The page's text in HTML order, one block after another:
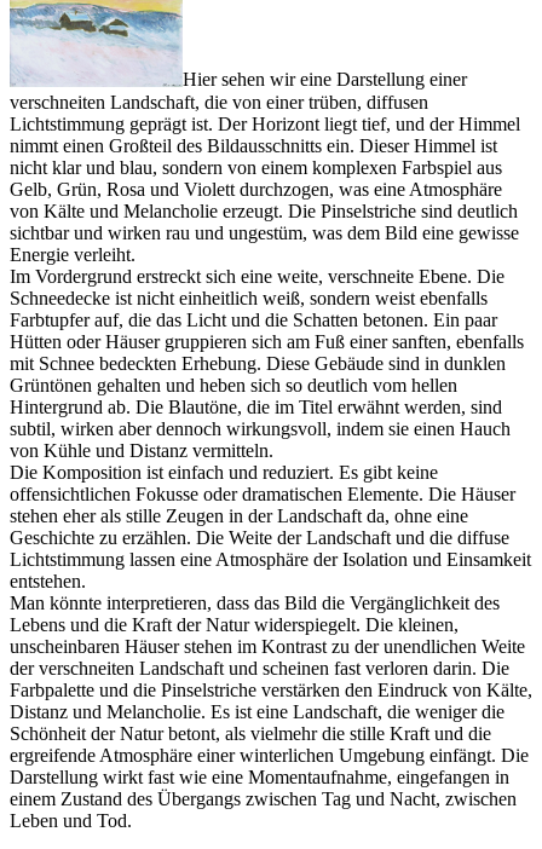
Hier sehen wir eine Darstellung einer
verschneiten Landschaft, die von einer trüben, diffusen
Lichtstimmung geprägt ist. Der Horizont liegt tief, und der Himmel
nimmt einen Großteil des Bildausschnitts ein. Dieser Himmel ist
nicht klar und blau, sondern von einem komplexen Farbspiel aus
Gelb, Grün, Rosa und Violett durchzogen, was eine Atmosphäre
von Kälte und Melancholie erzeugt. Die Pinselstriche sind deutlich
sichtbar und wirken rau und ungestüm, was dem Bild eine gewisse
Energie verleiht.
Im Vordergrund erstreckt sich eine weite, verschneite Ebene. Die
Schneedecke ist nicht einheitlich weiß, sondern weist ebenfalls
Farbtupfer auf, die das Licht und die Schatten betonen. Ein paar
Hütten oder Häuser gruppieren sich am Fuß einer sanften, ebenfalls
mit Schnee bedeckten Erhebung. Diese Gebäude sind in dunklen
Grüntönen gehalten und heben sich so deutlich vom hellen
Hintergrund ab. Die Blautöne, die im Titel erwähnt werden, sind
subtil, wirken aber dennoch wirkungsvoll, indem sie einen Hauch
von Kühle und Distanz vermitteln.
Die Komposition ist einfach und reduziert. Es gibt keine
offensichtlichen Fokusse oder dramatischen Elemente. Die Häuser
stehen eher als stille Zeugen in der Landschaft da, ohne eine
Geschichte zu erzählen. Die Weite der Landschaft und die diffuse
Lichtstimmung lassen eine Atmosphäre der Isolation und Einsamkeit
entstehen.
Man könnte interpretieren, dass das Bild die Vergänglichkeit des
Lebens und die Kraft der Natur widerspiegelt. Die kleinen,
unscheinbaren Häuser stehen im Kontrast zu der unendlichen Weite
der verschneiten Landschaft und scheinen fast verloren darin. Die
Farbpalette und die Pinselstriche verstärken den Eindruck von Kälte,
Distanz und Melancholie. Es ist eine Landschaft, die weniger die
Schönheit der Natur betont, als vielmehr die stille Kraft und die
ergreifende Atmosphäre einer winterlichen Umgebung einfängt. Die
Darstellung wirkt fast wie eine Momentaufnahme, eingefangen in
einem Zustand des Übergangs zwischen Tag und Nacht, zwischen
Leben und Tod.